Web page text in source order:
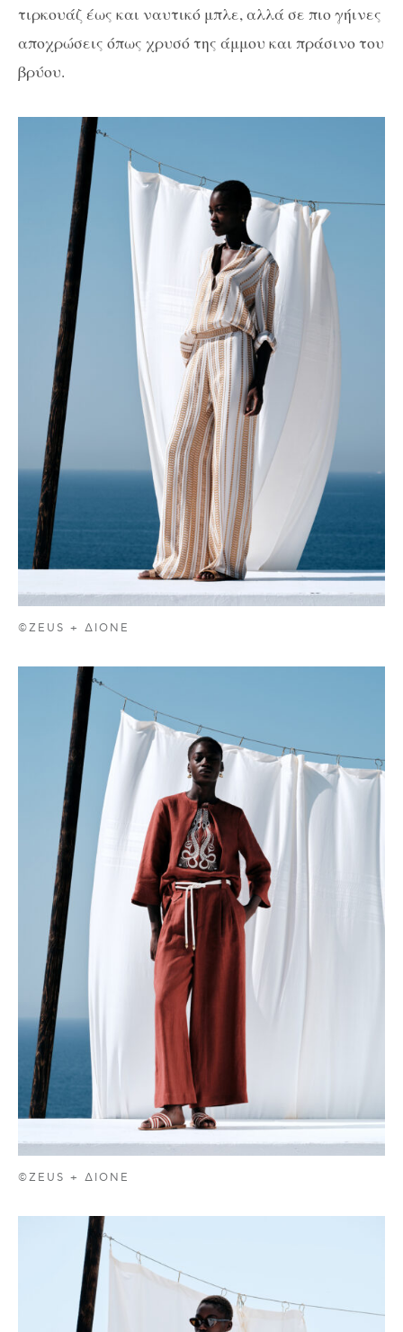
τιρκουάζ έως και ναυτικό μπλε, αλλά σε πιο γήινες
αποχρώσεις όπως χρυσό της άμμου και πράσινο του
βρύου.
©ZEUS + ΔIONE
©ZEUS + ΔIONE